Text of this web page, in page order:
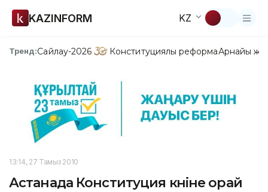
KAZINFORM KZ
Тренд:Сайлау-2026 Конституциялық реформаАрнайы
13:14, 27 Тамыз 2010
Астанада Конституция күніне орай